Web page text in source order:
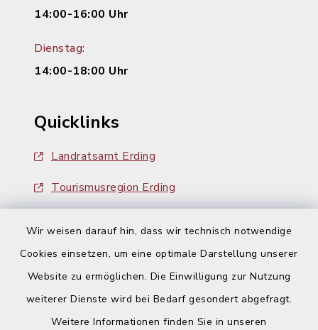
Wir weisen darauf hin, dass wir technisch notwendige
Cookies einsetzen, um eine optimale Darstellung unserer
Website zu ermöglichen. Die Einwilligung zur Nutzung
weiterer Dienste wird bei Bedarf gesondert abgefragt.
Weitere Informationen finden Sie in unseren
14:00-16:00 Uhr
Dienstag:
14:00-18:00 Uhr
Quicklinks
Landratsamt Erding
Tourismusregion Erding
Kontakt